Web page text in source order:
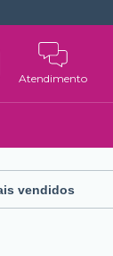
Atendimento